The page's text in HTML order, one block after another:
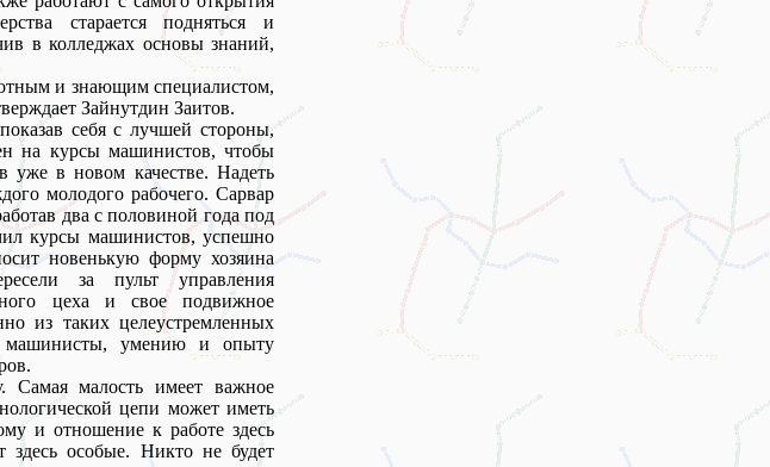
старается подняться и
в колледжах основы знаний,
и знающим специалистом,
Зайнутдин Заитов.
себя с лучшей стороны,
на курсы машинистов, чтобы
уже в новом качестве. Надеть
молодого рабочего. Сарвар
два с половиной года под
курсы машинистов, успешно
новенькую форму хозяина
за пульт управления
цеха и свое подвижное
из таких целеустремленных
машинисты, умению и опыту
малость имеет важное
цепи может иметь
и отношение к работе здесь
здесь особые. Никто не будет